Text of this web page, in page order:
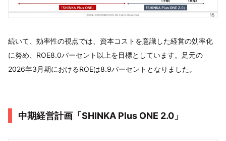
続いて、効率性の視点では、資本コストを意識した経営の効率化
に努め、ROE8.0パーセント以上を目標としています。足元の
2026年3月期におけるROEは8.9パーセントとなりました。
中期経営計画「SHINKA Plus ONE 2.0」